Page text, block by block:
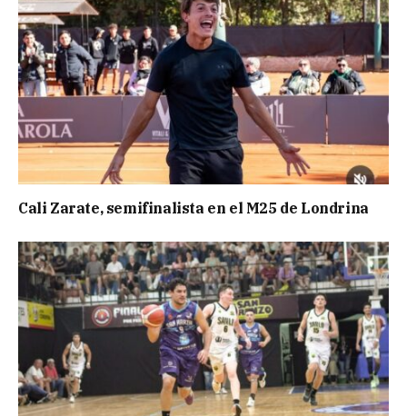
Cali Zarate, semifinalista en el M25 de Londrina